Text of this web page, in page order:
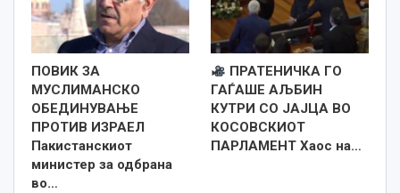
ПОВИК ЗА
МУСЛИМАНСКО
ОБЕДИНУВАЊЕ
ПРОТИВ ИЗРАЕЛ
Пакистанскиот
министер за одбрана
во…
ПРАТЕНИЧКА ГО
ГАЃАШЕ АЉБИН
КУТРИ СО ЈАЈЦА ВО
КОСОВСКИОТ
ПАРЛАМЕНТ Хаос на…